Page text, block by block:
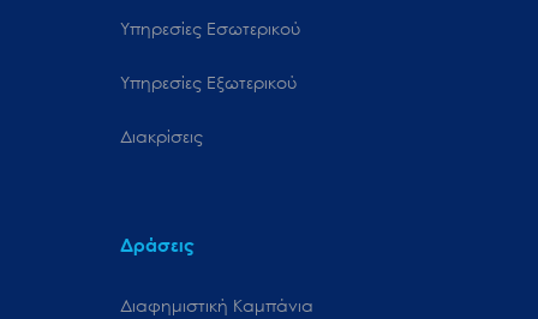
Υπηρεσίες Εσωτερικού
Υπηρεσίες Εξωτερικού
Διακρίσεις
Δράσεις
Διαφημιστική Καμπάνια